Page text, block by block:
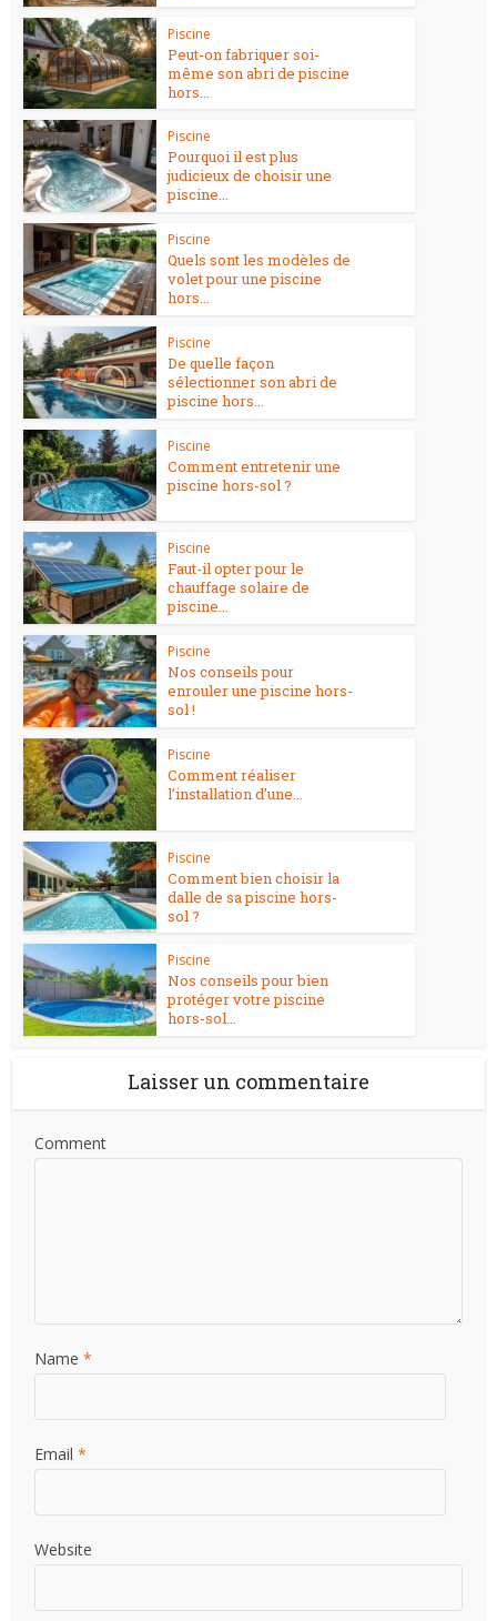
Piscine
Peut-on fabriquer soi-
même son abri de piscine
hors...
Piscine
Pourquoi il est plus
judicieux de choisir une
piscine...
Piscine
Quels sont les modèles de
volet pour une piscine
hors...
Piscine
De quelle façon
sélectionner son abri de
piscine hors...
Piscine
Comment entretenir une
piscine hors-sol ?
Piscine
Faut-il opter pour le
chauffage solaire de
piscine...
Piscine
Nos conseils pour
enrouler une piscine hors-
sol !
Piscine
Comment réaliser
l’installation d’une...
Piscine
Comment bien choisir la
dalle de sa piscine hors-
sol ?
Piscine
Nos conseils pour bien
protéger votre piscine
hors-sol...
Laisser un commentaire
Comment
Name *
Email *
Website